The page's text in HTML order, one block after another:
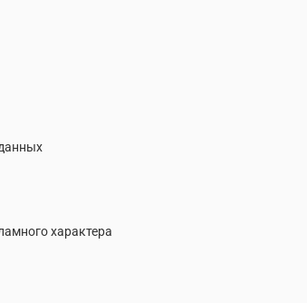
характера